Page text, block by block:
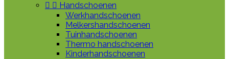
  Handschoenen
Werkhandschoenen
Melkershandschoenen
Tuinhandschoenen
Thermo handschoenen
Kinderhandschoenen